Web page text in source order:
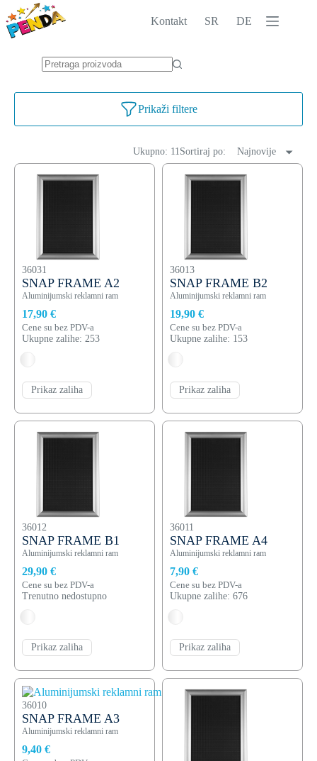
to
content
Kontakt SR DE
results
Prikaži filtere
Ukupno: 11Sortiraj po: Najnovije
36031
SNAP FRAME A2
Aluminijumski reklamni ram
17,90 €
Cene su bez PDV-a
Ukupne zalihe: 253
Prikaz zaliha
36013
SNAP FRAME B2
Aluminijumski reklamni ram
19,90 €
Cene su bez PDV-a
Ukupne zalihe: 153
Prikaz zaliha
36012
SNAP FRAME B1
Aluminijumski reklamni ram
29,90 €
Cene su bez PDV-a
Trenutno nedostupno
Prikaz zaliha
36011
SNAP FRAME A4
Aluminijumski reklamni ram
7,90 €
Cene su bez PDV-a
Ukupne zalihe: 676
Prikaz zaliha
36010
SNAP FRAME A3
Aluminijumski reklamni ram
9,40 €